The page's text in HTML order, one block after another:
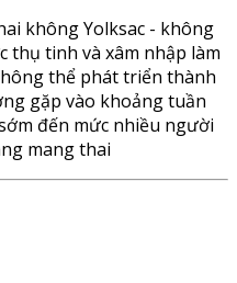
không Yolksac - không
thụ tinh và xâm nhập làm
thể phát triển thành
gặp vào khoảng tuần
đến mức nhiều người
mang thai